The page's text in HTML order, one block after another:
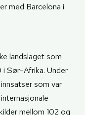
med Barcelona i
landslaget som
i Sør-Afrika. Under
som var
mellom 102 og